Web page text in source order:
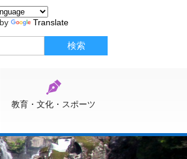
Translate
教育・文化・スポーツ